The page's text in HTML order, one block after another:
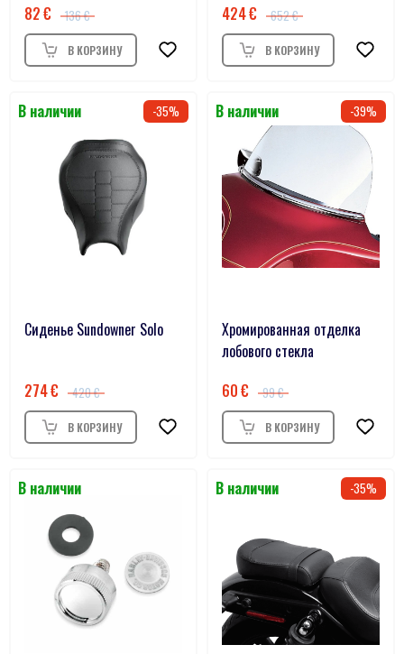
82
136
424
652
35
Сиденье Sundowner Solo
274 420
39
Хромированная отделка
лобового стекла
60
99
35